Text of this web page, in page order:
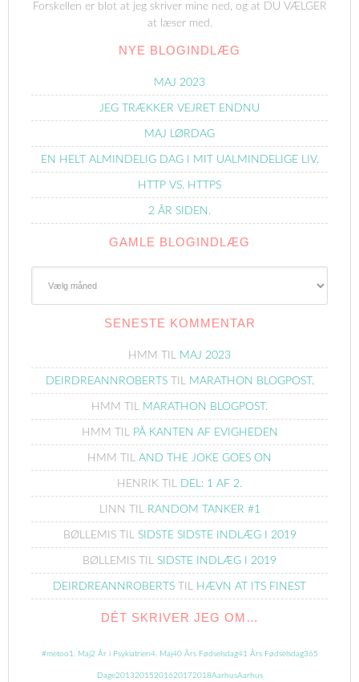
Forskellen er blot at jeg skriver mine ned, og at DU VÆLGER
at læser med.
NYE BLOGINDLÆG
MAJ 2023
JEG TRÆKKER VEJRET ENDNU
MAJ LØRDAG
EN HELT ALMINDELIG DAG I MIT UALMINDELIGE LIV.
HTTP VS. HTTPS
2 ÅR SIDEN.
GAMLE BLOGINDLÆG
SENESTE KOMMENTAR
HMM TIL MAJ 2023
DEIRDREANNROBERTSTIL MARATHON BLOGPOST.
HMM TIL MARATHON BLOGPOST.
HMM TIL PÅ KANTEN AF EVIGHEDEN
HMM TIL AND THE JOKE GOES ON
HENRIK TIL DEL: 1 AF 2.
LINN TIL RANDOM TANKER #1
BØLLEMISTIL SIDSTE SIDSTE INDLÆG I 2019
BØLLEMIS TIL SIDSTE INDLÆG I 2019
DEIRDREANNROBERTS TIL HÆVN AT ITS FINEST
DÉT SKRIVER JEG OM…
#metoo 1. Maj2 År i Psykiatrien4. Maj40 Års Fødselsdag41 Års Fødselsdag365
Dage20132015201620172018AarhusAarhus